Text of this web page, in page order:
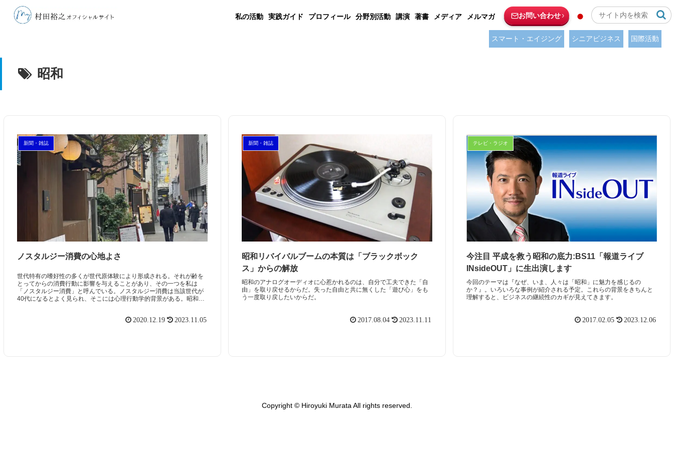
私の活動 実践ガイド プロフィール 分野別活動 講演 著書 メディア メルマガ お問い合わせ
スマート・エイジング シニアビジネス 国際活動
昭和
新聞・雑誌
ノスタルジー消費の心地よさ
世代特有の嗜好性の多くが世代原体験により形成される。それが齢を
とってからの消費行動に影響を与えることがあり、その一つを私は
「ノスタルジー消費」と呼んでいる。ノスタルジー消費は当該世代が
40代になるとよく見られ、そこには心理行動学的背景がある。昭和世
2020.12.19
2023.11.05
新聞・雑誌
昭和リバイバルブームの本質は「ブラックボック
ス」からの解放
昭和のアナログオーディオに心惹かれるのは、自分で工夫できた「自
由」を取り戻せるからだ。失った自由と共に無くした「遊び心」をも
う一度取り戻したいからだ。
2017.08.04 2023.11.11
テレビ・ラジオ
今注目 平成を救う昭和の底力:BS11「報道ライブ
INsideOUT」に生出演します
今回のテーマは『なぜ、いま、人々は「昭和」に魅力を感じるの
か？』。いろいろな事例が紹介される予定。これらの背景をきちんと
理解すると、ビジネスの継続性のカギが見えてきます。
2017.02.05 2023.12.06
Copyright © Hiroyuki Murata All rights reserved.